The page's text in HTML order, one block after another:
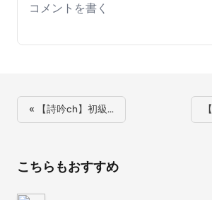
Your comment
« 【詩吟ch】初級…
こちらもおすすめ